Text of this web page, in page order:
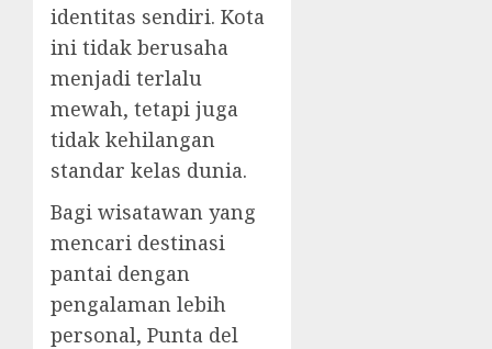
identitas sendiri. Kota
ini tidak berusaha
menjadi terlalu
mewah, tetapi juga
tidak kehilangan
standar kelas dunia.
Bagi wisatawan yang
mencari destinasi
pantai dengan
pengalaman lebih
personal, Punta del